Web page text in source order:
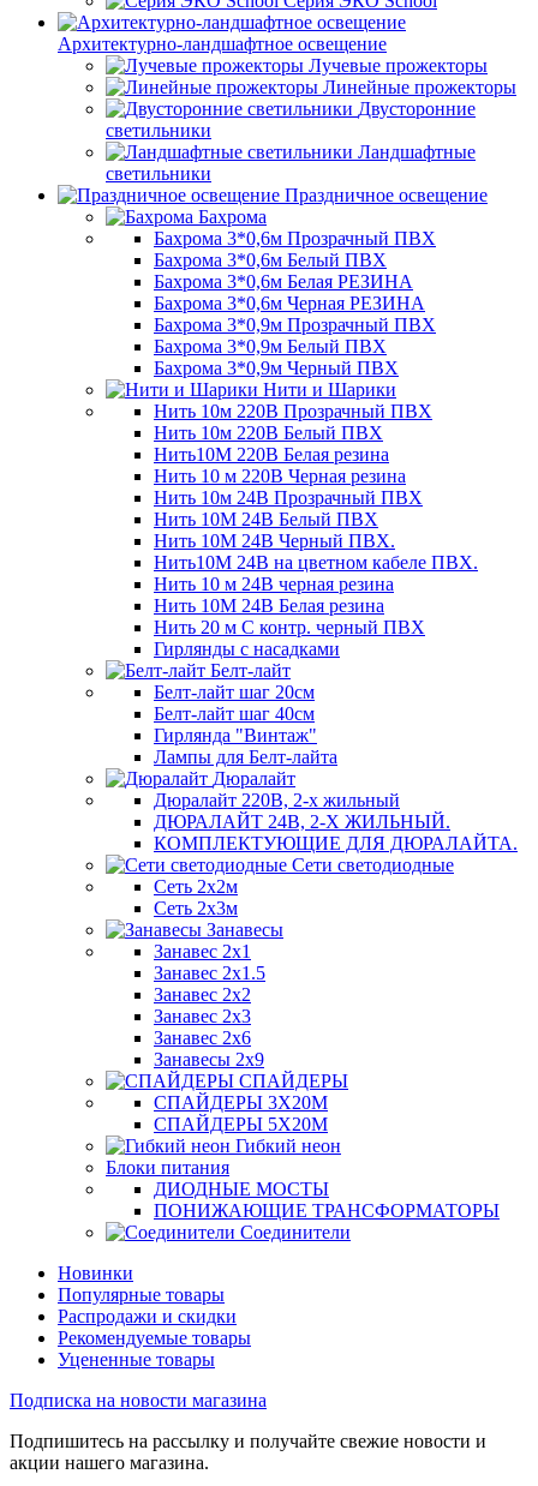
Архитектурно-ландшафтное освещение
Лучевые прожекторы
Линейные прожекторы
Двусторонние
светильники
Ландшафтные
светильники
Праздничное освещение
Бахрома
Бахрома 3*0,6м Прозрачный ПВХ
Бахрома 3*0,6м Белый ПВХ
Бахрома 3*0,6м Белая РЕЗИНА
Бахрома 3*0,6м Черная РЕЗИНА
Бахрома 3*0,9м Прозрачный ПВХ
Бахрома 3*0,9м Белый ПВХ
Бахрома 3*0,9м Черный ПВХ
Нити и Шарики
Нить 10м 220В Прозрачный ПВХ
Нить 10м 220В Белый ПВХ
Нить10М 220В Белая резина
Нить 10 м 220В Черная резина
Нить 10м 24В Прозрачный ПВХ
Нить 10М 24В Белый ПВХ
Нить 10М 24В Черный ПВХ.
Нить10М 24В на цветном кабеле ПВХ.
Нить 10 м 24В черная резина
Нить 10М 24В Белая резина
Нить 20 м С контр. черный ПВХ
Гирлянды с насадками
Белт-лайт
Белт-лайт шаг 20см
Белт-лайт шаг 40см
Гирлянда "Винтаж"
Лампы для Белт-лайта
Дюралайт
Дюралайт 220В, 2-х жильный
ДЮРАЛАЙТ 24В, 2-Х ЖИЛЬНЫЙ.
КОМПЛЕКТУЮЩИЕ ДЛЯ ДЮРАЛАЙТА.
Сети светодиодные
Сеть 2х2м
Сеть 2х3м
Занавесы
Занавес 2х1
Занавес 2х1.5
Занавес 2х2
Занавес 2х3
Занавес 2х6
Занавесы 2х9
СПАЙДЕРЫ
СПАЙДЕРЫ 3Х20М
СПАЙДЕРЫ 5Х20М
Гибкий неон
Блоки питания
ДИОДНЫЕ МОСТЫ
ПОНИЖАЮЩИЕ ТРАНСФОРМАТОРЫ
Соединители
Новинки
Популярные товары
Распродажи и скидки
Рекомендуемые товары
Уцененные товары
Подписка на новости магазина
Подпишитесь на рассылку и получайте свежие новости и
акции нашего магазина.